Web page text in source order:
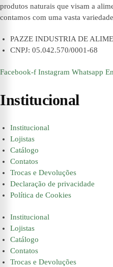
produtos naturais que visam a
contamos com uma vasta
PAZZE INDUSTRIA DE
CNPJ: 05.042.570/0001-68
Facebook-f Instagram Whatsapp
Institucional
Institucional
Lojistas
Catálogo
Contatos
Trocas e Devoluções
Declaração de privacidade
Política de Cookies
Institucional
Lojistas
Catálogo
Contatos
Trocas e Devoluções